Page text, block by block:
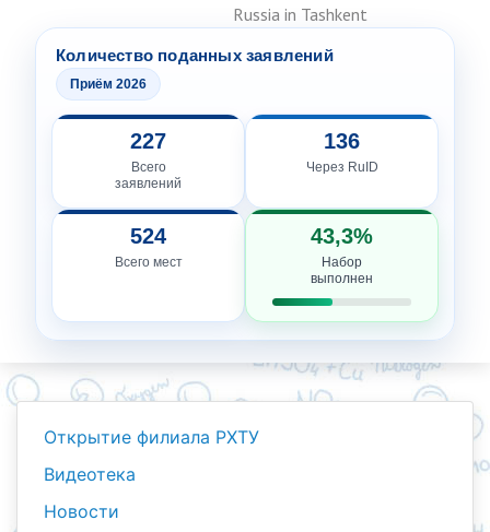
Russia in Tashkent
Количество поданных заявлений
Приём 2026
227
Всего
заявлений
136
Через RuID
524
Всего мест
43,3%
Набор
выполнен
Открытие филиала РХТУ
Видеотека
Новости